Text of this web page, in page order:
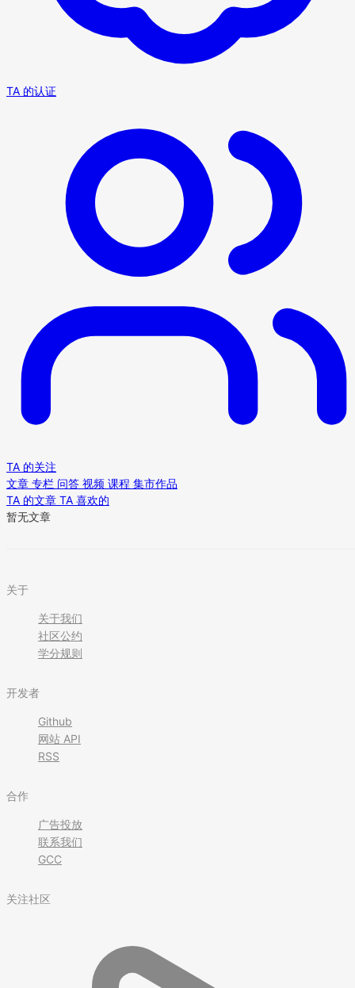
TA 的认证
TA 的关注
文章 专栏 问答 视频 课程 集市作品
TA 的文章 TA 喜欢的
暂无文章
关于
关于我们
社区公约
学分规则
开发者
Github
网站 API
RSS
合作
广告投放
联系我们
GCC
关注社区